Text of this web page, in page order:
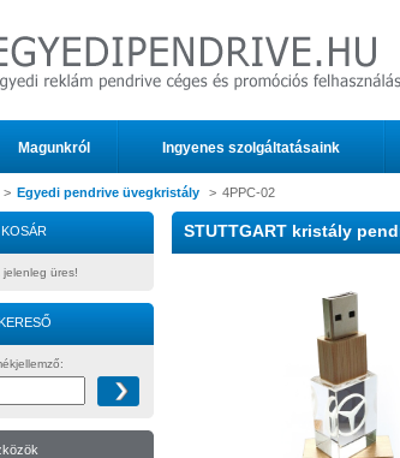
Magunkról Ingyenes szolgáltatásaink
> Egyedi pendrive üvegkristály > 4PPC-02
jelenleg üres!
STUTTGART kristály